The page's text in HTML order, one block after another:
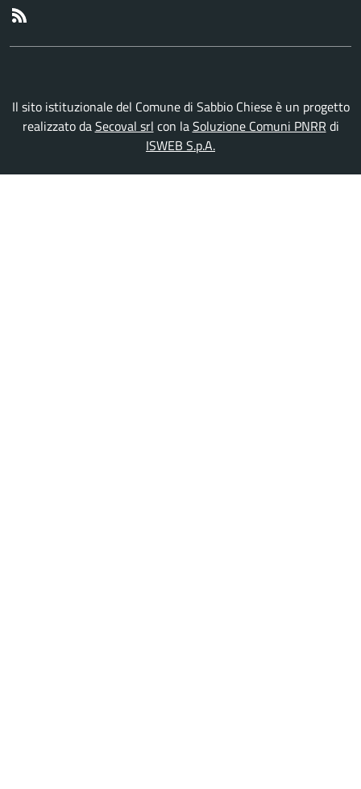
Il sito istituzionale del Comune di Sabbio Chiese è un progetto
realizzato daSecoval srl con laSoluzione Comuni PNRR di
ISWEB S.p.A.